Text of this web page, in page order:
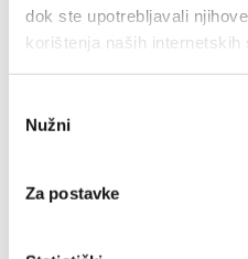
dok ste upotrebljavali
korištenja naših
pristanka
Nužni
Za postavke
Vina Marin